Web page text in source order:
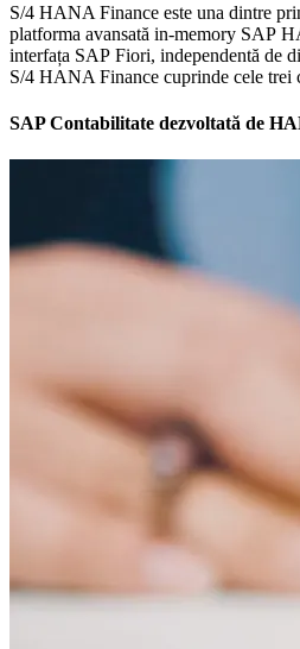
S/4 HANA Finance este una dintre
platforma avansată in-memory SAP
interfața SAP Fiori, independentă de
S/4 HANA Finance cuprinde cele trei
SAP Contabilitate dezvoltată de